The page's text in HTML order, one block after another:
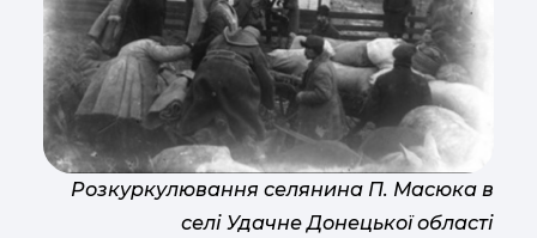
Розкуркулювання селянина П. Масюка в
селі Удачне Донецької області